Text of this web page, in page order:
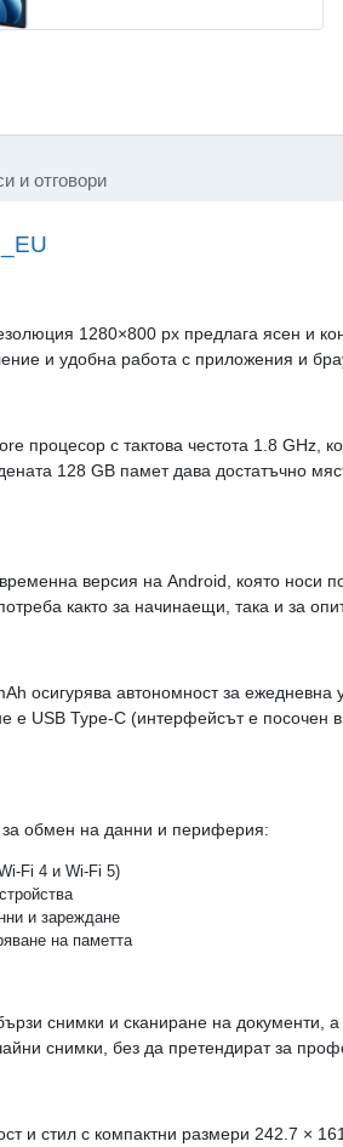
и отговори
1280×800 px предлага ясен и
и удобна работа с приложения и
процесор с тактова честота 1.8 GHz,
128 GB памет дава достатъчно
версия на Android, която носи
както за начинаещи, така и за
осигурява автономност за
USB Type-C (интерфейсът е посочен
за обмен на данни и периферия:
4 и Wi‑Fi 5)
и зареждане
на паметта
снимки и сканиране на документи,
снимки, без да претендират за
и стил с компактни размери 242.7 ×